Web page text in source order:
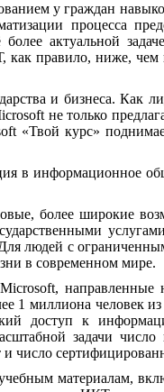
у граждан
процесса
актуальной
правило, ниже,
и бизнеса.
не только
«Твой курс»
в информационное
более широкие
людей с
в современном мире.
1 миллиона человек
доступ к
задачи
и число
материалам,